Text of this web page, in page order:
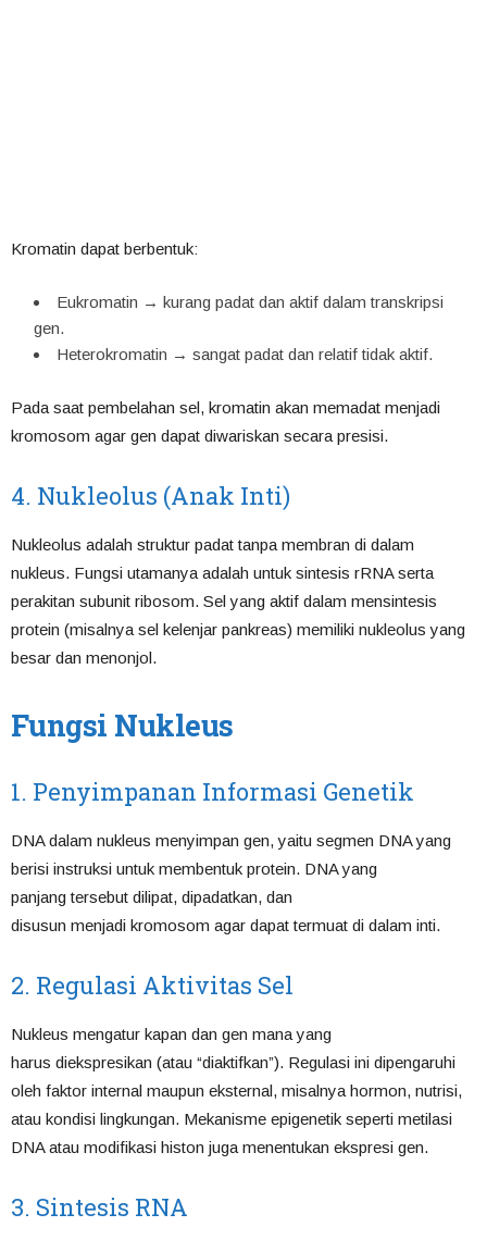
Kromatin dapat berbentuk:
Eukromatin → kurang padat dan aktif dalam transkripsi
gen.
Heterokromatin → sangat padat dan relatif tidak aktif.
Pada saat pembelahan sel, kromatin akan memadat menjadi
kromosom agar gen dapat diwariskan secara presisi.
4. Nukleolus (Anak Inti)
Nukleolus adalah struktur padat tanpa membran di dalam
nukleus. Fungsi utamanya adalah untuk sintesis rRNA serta
perakitan subunit ribosom. Sel yang aktif dalam mensintesis
protein (misalnya sel kelenjar pankreas) memiliki nukleolus yang
besar dan menonjol.
Fungsi Nukleus
1. Penyimpanan Informasi Genetik
DNA dalam nukleus menyimpan gen, yaitu segmen DNA yang
berisi instruksi untuk membentuk protein. DNA yang
panjang tersebut dilipat, dipadatkan, dan
disusun menjadi kromosom agar dapat termuat di dalam inti.
2. Regulasi Aktivitas Sel
Nukleus mengatur kapan dan gen mana yang
harus diekspresikan (atau “diaktifkan”). Regulasi ini dipengaruhi
oleh faktor internal maupun eksternal, misalnya hormon, nutrisi,
atau kondisi lingkungan. Mekanisme epigenetik seperti metilasi
DNA atau modifikasi histon juga menentukan ekspresi gen.
3. Sintesis RNA